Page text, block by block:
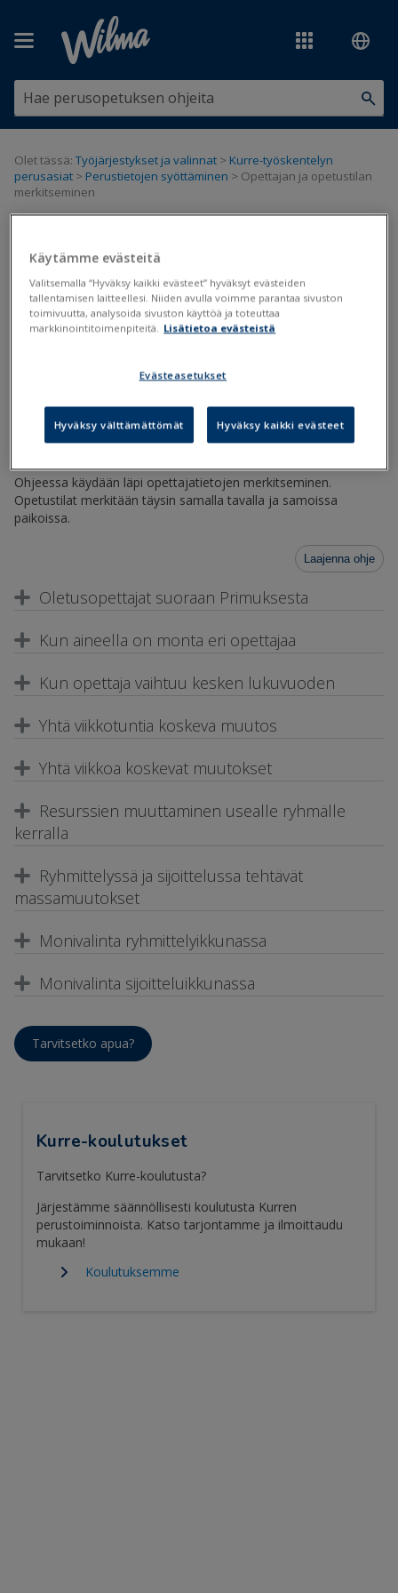
Olet tässä: Työjärjestykset ja valinnat > Kurre-työskentelyn
perusasiat > Perustietojen syöttäminen > Opettajan ja opetustilan
merkitseminen
merkitseminen
Kurren perustiedot
Opetustilat
valmiiksi PrimuksenKurssit-rekisteriin tai ne voidaan määritellä
Ohjeessa käydään läpi opettajatietojen merkitseminen.
Opetustilat merkitään täysin samalla tavalla ja samoissa
paikoissa.
Laajenna ohje
Oletusopettajat suoraan Primuksesta
Kun aineella on monta eri opettajaa
Kun opettaja vaihtuu kesken lukuvuoden
Yhtä viikkotuntia koskeva muutos
Yhtä viikkoa koskevat muutokset
Resurssien muuttaminen usealle ryhmälle
kerralla
Ryhmittelyssä ja sijoittelussa tehtävät
massamuutokset
Monivalinta ryhmittelyikkunassa
Monivalinta sijoitteluikkunassa
Tarvitsetko apua?
Kurre-koulutukset
Tarvitsetko Kurre-koulutusta?
Järjestämme säännöllisesti koulutusta Kurren
perustoiminnoista. Katso tarjontamme ja ilmoittaudu
mukaan!
Koulutuksemme
Käytämme evästeitä
Valitsemalla “Hyväksy kaikki evästeet” hyväksyt evästeiden
tallentamisen laitteellesi. Niiden avulla voimme parantaa sivuston
toimivuutta, analysoida sivuston käyttöä ja toteuttaa
markkinointitoimenpiteitä. Lisätietoa evästeistä
Evästeasetukset
Hyväksy välttämättömät Hyväksy kaikki evästeet